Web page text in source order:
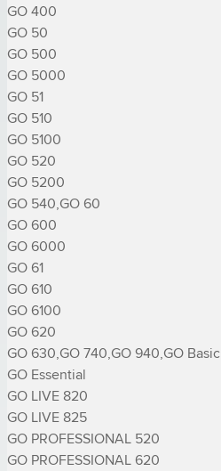
GO 400
GO 50
GO 500
GO 5000
GO 51
GO 510
GO 5100
GO 520
GO 5200
GO 540,GO 60
GO 600
GO 6000
GO 61
GO 610
GO 6100
GO 620
GO 630,GO 740,GO 940,GO Basic
GO Essential
GO LIVE 820
GO LIVE 825
GO PROFESSIONAL 520
GO PROFESSIONAL 620